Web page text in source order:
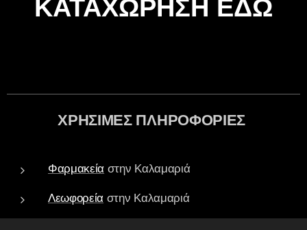
ΚΑΤΑΧΩΡΗΣΗ ΕΔΩ
ΧΡΗΣΙΜΕΣ ΠΛΗΡΟΦΟΡΙΕΣ
Φαρμακεία στην Καλαμαριά
Λεωφορεία στην Καλαμαριά